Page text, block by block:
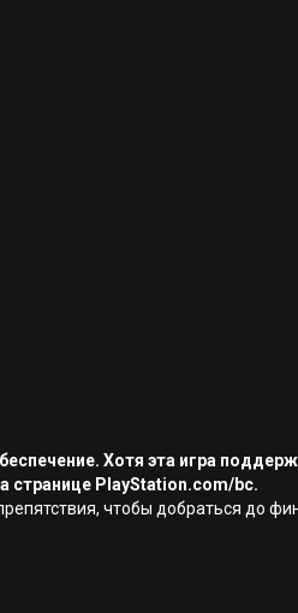
Хотя эта игра
странице PlayStation.com/bc.
чтобы добраться до